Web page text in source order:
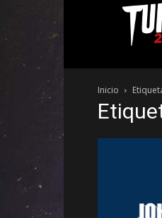
web
del
el
género
Inicio